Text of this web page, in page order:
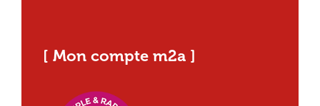
[ Mon compte m2a ]